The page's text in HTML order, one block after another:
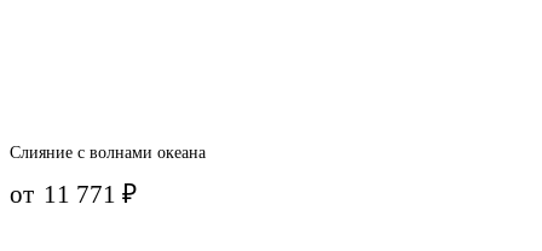
Слияние с волнами океана
от 11 771₽